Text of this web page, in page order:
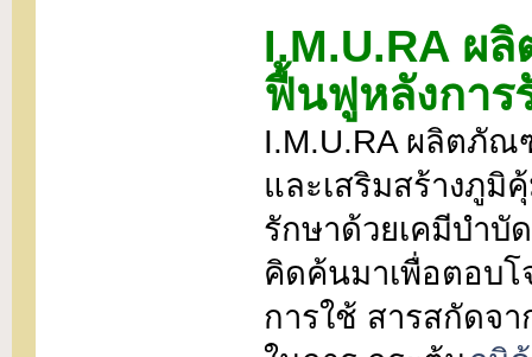
I.M.U.RA ผ
ฟื้นฟูหลังการ
I.M.U.RA ผลิตภัณ
และเสริมสร้างภูมิ
รักษาด้วยเคมีบำบั
คิดค้นมาเพื่อตอบโ
การใช้ สารสกัดจ